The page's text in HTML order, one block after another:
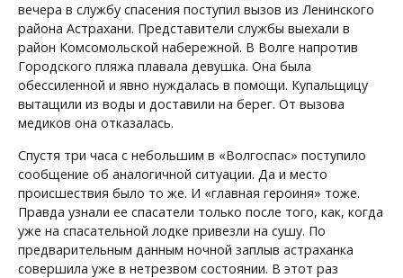
вечера в службу спасения поступил вызов из Ленинского
района Астрахани. Представители службы выехали в
район Комсомольской набережной. В Волге напротив
Городского пляжа плавала девушка. Она была
обессиленной и явно нуждалась в помощи. Купальщицу
вытащили из воды и доставили на берег. От вызова
медиков она отказалась.
Спустя три часа с небольшим в «Волгоспас» поступило
сообщение об аналогичной ситуации. Да и место
происшествия было то же. И «главная героиня» тоже.
Правда узнали ее спасатели только после того, как, когда
уже на спасательной лодке привезли на сушу. По
предварительным данным ночной заплыв астраханка
совершила уже в нетрезвом состоянии. В этот раз